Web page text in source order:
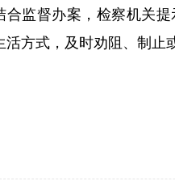
督办案，检察机关提
活方式，及时劝阻、制止